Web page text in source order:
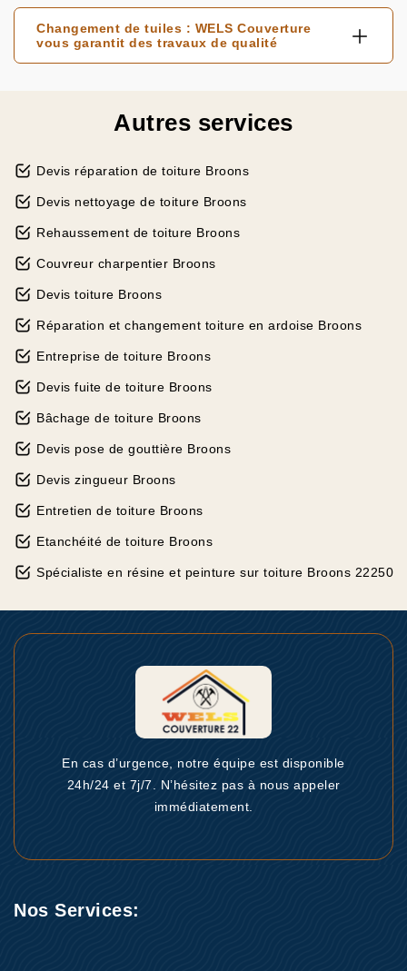
Changement de tuiles : WELS Couverture
vous garantit des travaux de qualité
Autres services
Devis réparation de toiture Broons
Devis nettoyage de toiture Broons
Rehaussement de toiture Broons
Couvreur charpentier Broons
Devis toiture Broons
Réparation et changement toiture en ardoise Broons
Entreprise de toiture Broons
Devis fuite de toiture Broons
Bâchage de toiture Broons
Devis pose de gouttière Broons
Devis zingueur Broons
Entretien de toiture Broons
Etanchéité de toiture Broons
Spécialiste en résine et peinture sur toiture Broons 22250
En cas d’urgence, notre équipe est disponible
24h/24 et 7j/7. N’hésitez pas à nous appeler
immédiatement.
Nos Services: